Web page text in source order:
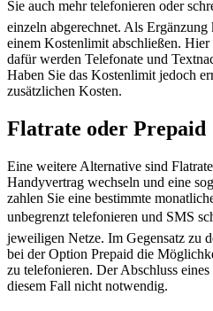
Sie auch mehr telefonieren oder
einzeln abgerechnet. Als
einem Kostenlimit abschließen.
dafür werden Telefonate und
Haben Sie das Kostenlimit jedoch
zusätzlichen Kosten.
Flatrate oder Prepaid
Eine weitere Alternative sind
Handyvertrag wechseln und eine
zahlen Sie eine bestimmte
unbegrenzt telefonieren und SMS
jeweiligen Netze. Im Gegensatz zu
bei der Option Prepaid die
zu telefonieren. Der Abschluss
diesem Fall nicht notwendig.